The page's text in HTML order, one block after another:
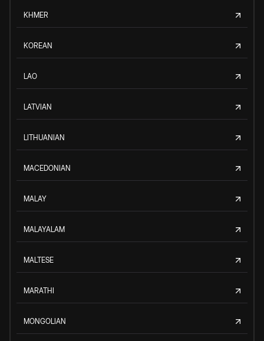
KHMER
KOREAN
LAO
LATVIAN
LITHUANIAN
MACEDONIAN
MALAY
MALAYALAM
MALTESE
MARATHI
MONGOLIAN